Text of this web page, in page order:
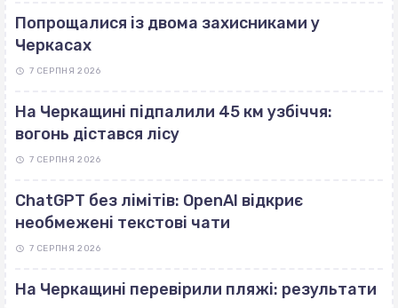
Попрощалися із двома захисниками у
Черкасах
7 СЕРПНЯ 2026
На Черкащині підпалили 45 км узбіччя:
вогонь дістався лісу
7 СЕРПНЯ 2026
ChatGPT без лімітів: OpenAI відкриє
необмежені текстові чати
7 СЕРПНЯ 2026
На Черкащині перевірили пляжі: результати